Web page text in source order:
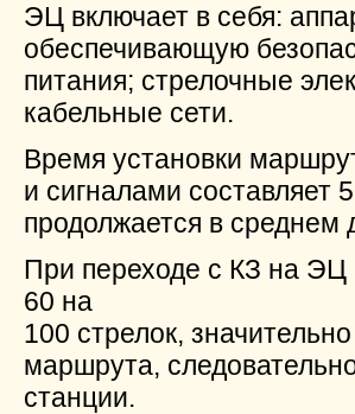
ЭЦ включает в себя:
обеспечивающую
питания; стрелочные
кабельные сети.
Время установки
и сигналами составляет
продолжается в среднем
При переходе с КЗ на ЭЦ
60 на
100 стрелок,
маршрута,
станции.